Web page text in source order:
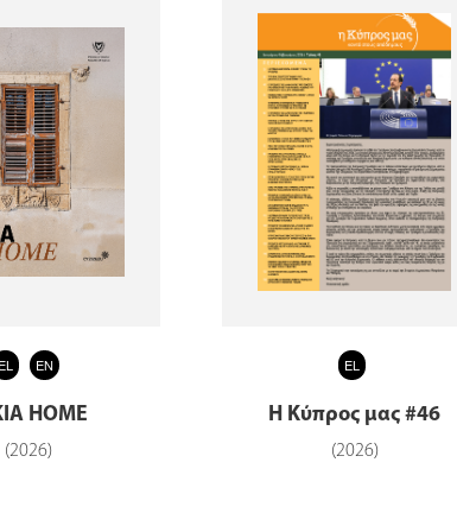
EL EN
HOME
(2026)
EL
Η Κύπρος μας #46
(2026)